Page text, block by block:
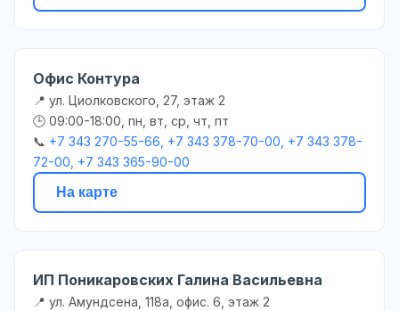
Офис Контура
📍 ул. Циолковского, 27, этаж 2
🕒 09:00-18:00, пн, вт, ср, чт, пт
📞 +7 343 270-55-66, +7 343 378-70-00, +7 343 378-
72-00, +7 343 365-90-00
На карте
ИП Поникаровских Галина Васильевна
📍 ул. Амундсена, 118а, офис. 6, этаж 2